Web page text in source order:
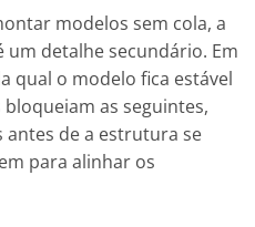
modelos sem cola, a
detalhe secundário. Em
qual o modelo fica estável
as seguintes,
de a estrutura se
para alinhar os